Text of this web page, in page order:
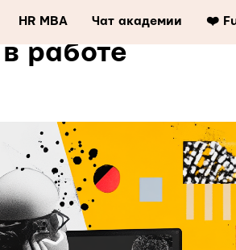
HR MBA Чат академии ❤️
работе